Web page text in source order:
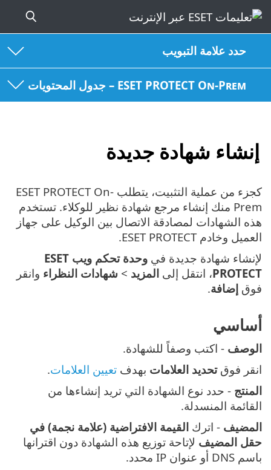
حدد علامة التبويب
ESET PROTECT On-Prem – جدول المحتويات
إنشاء شهادة جديدة
كجزء من عملية التثبيت، يتطلب ESET PROTECT On-
Prem منك إنشاء مرجع شهادة نظير للوكلاء. تستخدم
هذه الشهادات لمصادقة الاتصال بين الوكيل على جهاز
العميل وخادم ESET PROTECT.
لإنشاء شهادة جديدة في
وحدة تحكم ويب ESET
PROTECT، انتقل إلى المزيد > شهادات النظراء وانقر
فوق إضافة.
أساسي
الوصف - اكتب وصفاً للشهادة.
انقر فوقتحديد العلامات بهدف تعيين العلامات.
المنتج - حدد نوع الشهادة التي تريد إنشاءها من
القائمة المنسدلة.
المضيف - اترك القيمة الافتراضية (علامة نجمة) في
حقل المضيف لإتاحة توزيع هذه الشهادة دون اقترانها
باسم DNS أو عنوان IP محدد.